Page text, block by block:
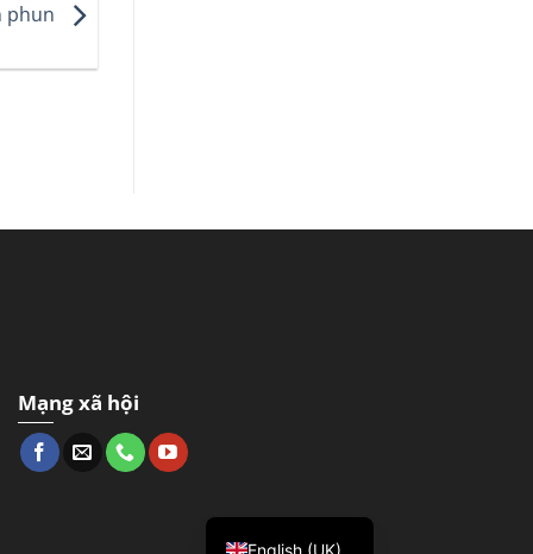
phun
Mạng xã hội
English (UK)